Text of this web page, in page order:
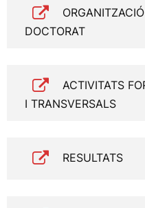
DOCTORAT
ACTIVITATS
I TRANSVERSALS
RESULTATS